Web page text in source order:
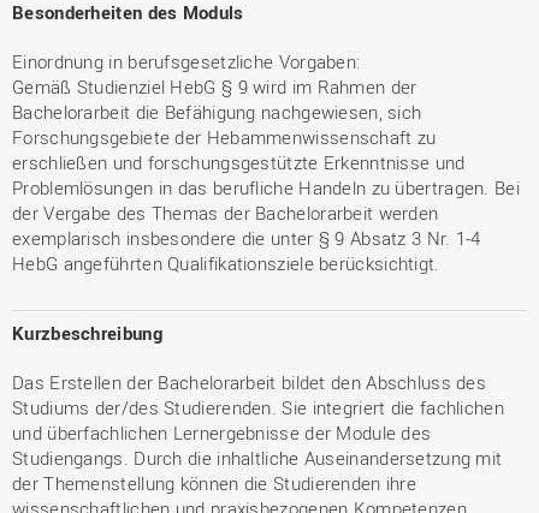
Besonderheiten des Moduls
Einordnung in berufsgesetzliche Vorgaben:
Gemäß Studienziel HebG § 9 wird im Rahmen der
Bachelorarbeit die Befähigung nachgewiesen, sich
Forschungsgebiete der Hebammenwissenschaft zu
erschließen und forschungsgestützte Erkenntnisse und
Problemlösungen in das berufliche Handeln zu übertragen. Bei
der Vergabe des Themas der Bachelorarbeit werden
exemplarisch insbesondere die unter § 9 Absatz 3 Nr. 1-4
HebG angeführten Qualifikationsziele berücksichtigt.
Kurzbeschreibung
Das Erstellen der Bachelorarbeit bildet den Abschluss des
Studiums der/des Studierenden. Sie integriert die fachlichen
und überfachlichen Lernergebnisse der Module des
Studiengangs. Durch die inhaltliche Auseinandersetzung mit
der Themenstellung können die Studierenden ihre
wissenschaftlichen und praxisbezogenen Kompetenzen